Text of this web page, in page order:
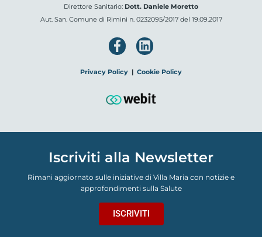
Direttore Sanitario: Dott. Daniele Moretto
Aut. San. Comune di Rimini n. 0232095/2017 del 19.09.2017
Privacy Policy | Cookie Policy
Iscriviti alla Newsletter
Rimani aggiornato sulle iniziative di Villa Maria con notizie e
approfondimenti sulla Salute
ISCRIVITI